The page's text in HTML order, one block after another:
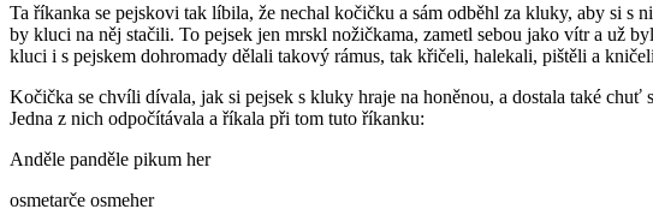
Ta říkanka se pejskovi tak líbila, že nechal kočičku a sám odběhl za kluky, aby si s
by kluci na něj stačili. To pejsek jen mrskl nožičkama, zametl sebou jako vítr a už
kluci i s pejskem dohromady dělali takový rámus, tak křičeli, halekali, pištěli a
Kočička se chvíli dívala, jak si pejsek s kluky hraje na honěnou, a dostala také
Jedna z nich odpočítávala a říkala při tom tuto říkanku:
Anděle panděle pikum her
osmetarče osmeher